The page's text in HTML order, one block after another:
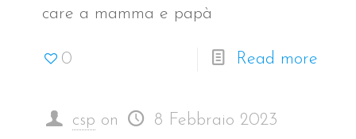
care a mamma e papà
0 Read more
csp on 8 Febbraio 2023